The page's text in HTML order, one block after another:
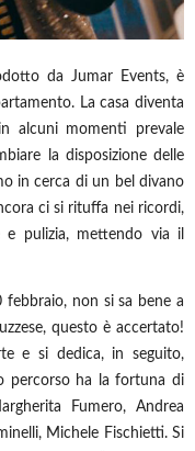
da Jumar Events, è
La casa diventa
alcuni momenti prevale
la disposizione delle
in cerca di un bel divano
ci si rituffa nei ricordi,
pulizia, mettendo via il
febbraio, non si sa bene a
questo è accertato!
e si dedica, in seguito,
percorso ha la fortuna di
Fumero, Andrea
Michele Fischietti. Si